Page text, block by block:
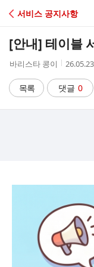
C
A
서비스 공지사항
[안내] 테이블
작
자
바리스타 콩이
작
시
간
26.05.23
목록 댓글 0